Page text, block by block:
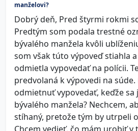
manželovi?
Dobrý deň, Pred štyrmi rokmi
Predtým som podala trestné
bývalého manžela kvôli
som však túto výpoveď stiahla
odmietla vypovedať na polícii.
predvolaná k výpovedi na
odmietnuť vypovedať, keďže sa
bývalého manžela? Nechcem,
stíhaný, pretože tým by utrpeli